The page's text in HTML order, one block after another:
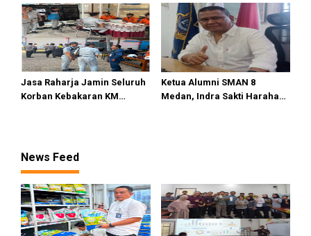
Kebakaran KM Mutiara
Sentosa II
Jasa Raharja Jamin Seluruh
Korban Kebakaran KM
Ketua Alumni SMAN 8
Medan, Indra Sakti Harahap
News Feed